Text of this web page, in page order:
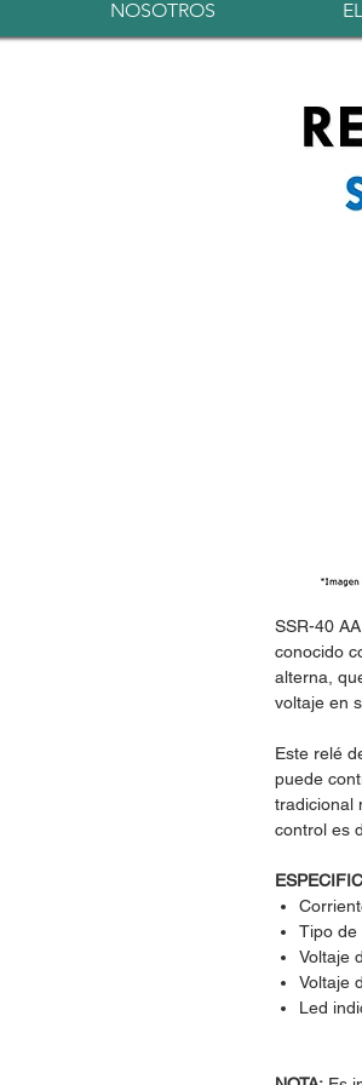
NOSOTROS
SSR-40
conocido
alterna,
voltaje en
Este relé
puede
tradicional
control es
Tipo de
Voltaje
Voltaje
Led